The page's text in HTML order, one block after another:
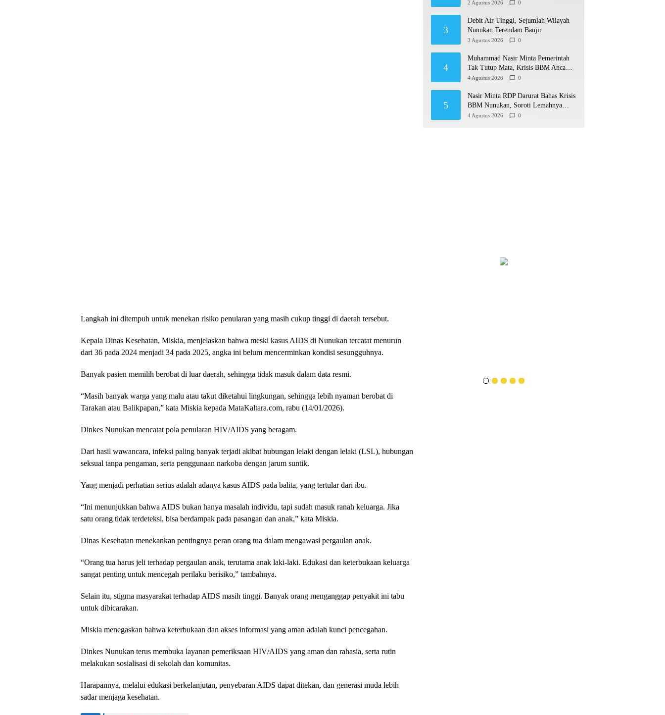
Langkah ini ditempuh untuk menekan risiko penularan yang masih cukup tinggi di daerah tersebut.
Kepala Dinas Kesehatan, Miskia, menjelaskan bahwa meski kasus AIDS di Nunukan tercatat menurun
dari 36 pada 2024 menjadi 34 pada 2025, angka ini belum mencerminkan kondisi sesungguhnya.
Banyak pasien memilih berobat di luar daerah, sehingga tidak masuk dalam data resmi.
“Masih banyak warga yang malu atau takut diketahui lingkungan, sehingga lebih nyaman berobat di
Tarakan atau Balikpapan,” kata Miskia kepada MataKaltara.com, rabu (14/01/2026).
Dinkes Nunukan mencatat pola penularan HIV/AIDS yang beragam.
Dari hasil wawancara, infeksi paling banyak terjadi akibat hubungan lelaki dengan lelaki (LSL), hubungan
seksual tanpa pengaman, serta penggunaan narkoba dengan jarum suntik.
Yang menjadi perhatian serius adalah adanya kasus AIDS pada balita, yang tertular dari ibu.
“Ini menunjukkan bahwa AIDS bukan hanya masalah individu, tapi sudah masuk ranah keluarga. Jika
satu orang tidak terdeteksi, bisa berdampak pada pasangan dan anak,” kata Miskia.
Dinas Kesehatan menekankan pentingnya peran orang tua dalam mengawasi pergaulan anak.
“Orang tua harus jeli terhadap pergaulan anak, terutama anak laki-laki. Edukasi dan keterbukaan keluarga
sangat penting untuk mencegah perilaku berisiko,” tambahnya.
Selain itu, stigma masyarakat terhadap AIDS masih tinggi. Banyak orang menganggap penyakit ini tabu
untuk dibicarakan.
Miskia menegaskan bahwa keterbukaan dan akses informasi yang aman adalah kunci pencegahan.
Dinkes Nunukan terus membuka layanan pemeriksaan HIV/AIDS yang aman dan rahasia, serta rutin
melakukan sosialisasi di sekolah dan komunitas.
Harapannya, melalui edukasi berkelanjutan, penyebaran AIDS dapat ditekan, dan generasi muda lebih
sadar menjaga kesehatan.
Permudah Usaha hingga Perluas Pasar
2 Agustus 2026 0
3
Debit Air Tinggi, Sejumlah Wilayah
Nunukan Terendam Banjir
3 Agustus 2026 0
4
Muhammad Nasir Minta Pemerintah
Tak Tutup Mata, Krisis BBM Ancam
Ekonomi Masyarakat Nunukan
4 Agustus 2026 0
5
Nasir Minta RDP Darurat Bahas Krisis
BBM Nunukan, Soroti Lemahnya
Sistem Distribusi
4 Agustus 2026 0